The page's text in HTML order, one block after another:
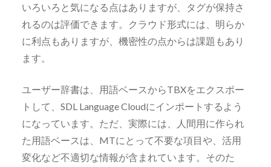
いろいろと気になる点はありますが、タグが保持さ
れるのは評価できます。クラウド形式には、明らか
に利点もありますが、機密性の点からは課題もあり
ます。
ユーザー辞書は、用語ベースからTBXをエクスポー
トして、SDL Language Cloudにインポートするよう
になっています。ただ、実際には、人間用に作られ
た用語ベースは、MTにとって不要な項目や、活用
変化など不適切な情報が含まれています。そのた